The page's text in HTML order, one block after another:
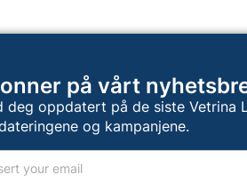
på vårt
deg oppdatert på de siste Vetrina
og kampanjene.